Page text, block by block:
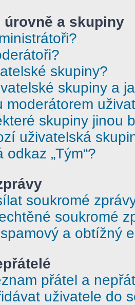
úrovně a skupiny
skupiny?
skupiny a
moderátorem
skupiny jinou
uživatelská
„Tým“?
soukromé
soukromé
a obtížný
přátel a
uživatele do